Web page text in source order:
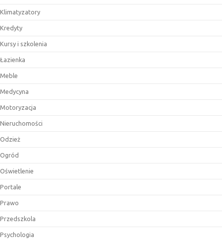
Klimatyzatory
Kredyty
Kursy i szkolenia
Łazienka
Meble
Medycyna
Motoryzacja
Nieruchomości
Odzież
Ogród
Oświetlenie
Portale
Prawo
Przedszkola
Psychologia